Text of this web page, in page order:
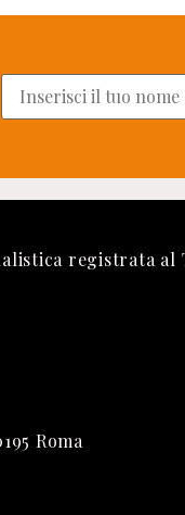
registrata al
Roma